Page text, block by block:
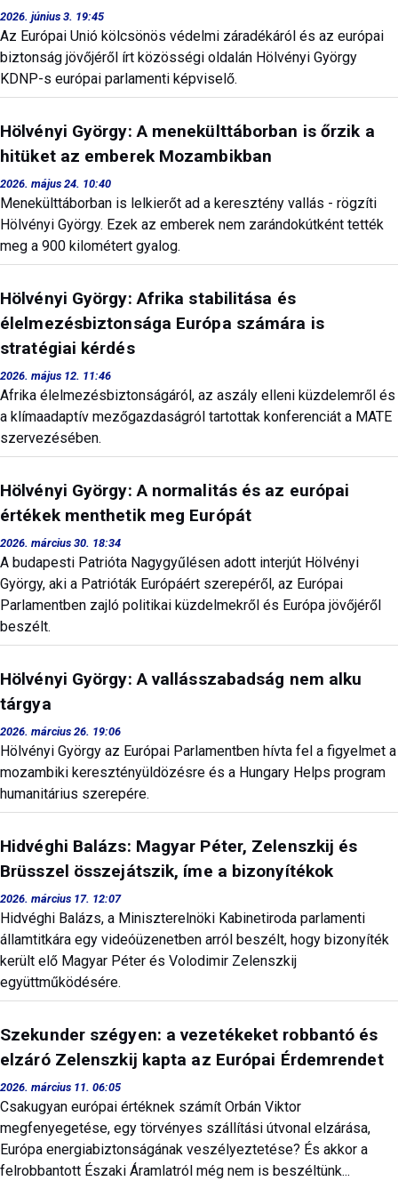
2026. június 3. 19:45
Az Európai Unió kölcsönös védelmi záradékáról és az európai
biztonság jövőjéről írt közösségi oldalán Hölvényi György
KDNP-s európai parlamenti képviselő.
Hölvényi György: A menekülttáborban is őrzik a
hitüket az emberek Mozambikban
2026. május 24. 10:40
Menekülttáborban is lelkierőt ad a keresztény vallás - rögzíti
Hölvényi György. Ezek az emberek nem zarándokútként tették
meg a 900 kilométert gyalog.
Hölvényi György: Afrika stabilitása és
élelmezésbiztonsága Európa számára is
stratégiai kérdés
2026. május 12. 11:46
Afrika élelmezésbiztonságáról, az aszály elleni küzdelemről és
a klímaadaptív mezőgazdaságról tartottak konferenciát a MATE
szervezésében.
Hölvényi György: A normalitás és az európai
értékek menthetik meg Európát
2026. március 30. 18:34
A budapesti Patrióta Nagygyűlésen adott interjút Hölvényi
György, aki a Patrióták Európáért szerepéről, az Európai
Parlamentben zajló politikai küzdelmekről és Európa jövőjéről
beszélt.
Hölvényi György: A vallásszabadság nem alku
tárgya
2026. március 26. 19:06
Hölvényi György az Európai Parlamentben hívta fel a figyelmet a
mozambiki keresztényüldözésre és a Hungary Helps program
humanitárius szerepére.
Hidvéghi Balázs: Magyar Péter, Zelenszkij és
Brüsszel összejátszik, íme a bizonyítékok
2026. március 17. 12:07
Hidvéghi Balázs, a Miniszterelnöki Kabinetiroda parlamenti
államtitkára egy videóüzenetben arról beszélt, hogy bizonyíték
került elő Magyar Péter és Volodimir Zelenszkij
együttműködésére.
Szekunder szégyen: a vezetékeket robbantó és
elzáró Zelenszkij kapta az Európai Érdemrendet
2026. március 11. 06:05
Csakugyan európai értéknek számít Orbán Viktor
megfenyegetése, egy törvényes szállítási útvonal elzárása,
Európa energiabiztonságának veszélyeztetése? És akkor a
felrobbantott Északi Áramlatról még nem is beszéltünk...